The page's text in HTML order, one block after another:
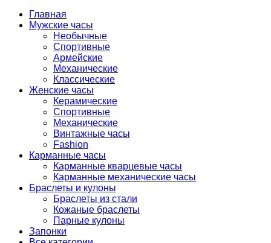
Главная
Мужские часы
Необычные
Спортивные
Армейские
Механические
Классические
Женские часы
Керамические
Спортивные
Механические
Винтажные часы
Fashion
Карманные часы
Карманные кварцевые часы
Карманные механические часы
Браслеты и кулоны
Браслеты из стали
Кожаные браслеты
Парные кулоны
Запонки